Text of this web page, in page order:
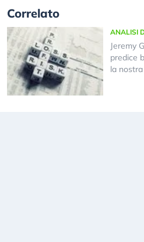
Correlato
ANALISI
Jeremy
predice
la